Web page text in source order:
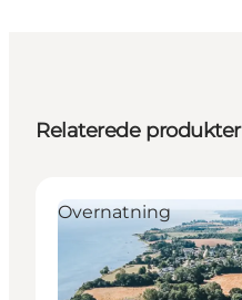
Relaterede produkter
Overnatning